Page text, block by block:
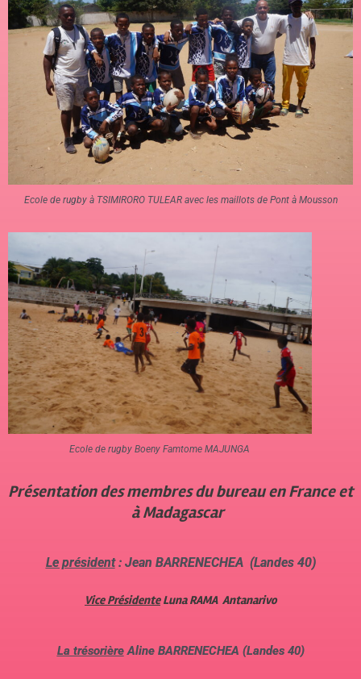
Ecole de rugby à TSIMIRORO TULEAR avec les maillots de Pont à Mousson
Ecole de rugby Boeny Famtome MAJUNGA
Présentation des membres du bureau en France et
à Madagascar
Le président: Jean BARRENECHEA (Landes 40)
Vice Présidente Luna RAMA Antanarivo
La trésorièreAline BARRENECHEA (Landes 40)